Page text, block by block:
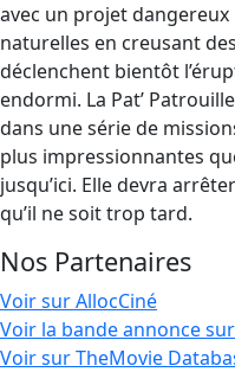
avec un projet dangereux
naturelles en creusant
déclenchent bientôt
endormi. La Pat’
dans une série de
plus impressionnantes
jusqu’ici. Elle devra
qu’il ne soit trop tard.
Nos Partenaires
Voir sur AllocCiné
Voir la bande annonce
Voir sur TheMovie